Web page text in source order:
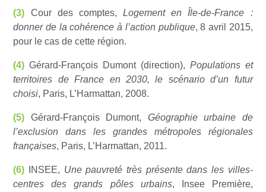
(3) Cour des comptes,Logement en Île-de-France :
donner de la cohérence à l’action publique, 8 avril 2015,
pour le cas de cette région.
(4) Gérard-François Dumont (direction), Populations et
territoires de France en 2030, le scénario d’un futur
choisi, Paris, L’Harmattan, 2008.
(5) Gérard-François Dumont, Géographie urbaine de
l’exclusion dans les grandes métropoles régionales
françaises, Paris, L’Harmattan, 2011.
(6) INSEE, Une pauvreté très présente dans les villes-
centres des grands pôles urbains, Insee Première,